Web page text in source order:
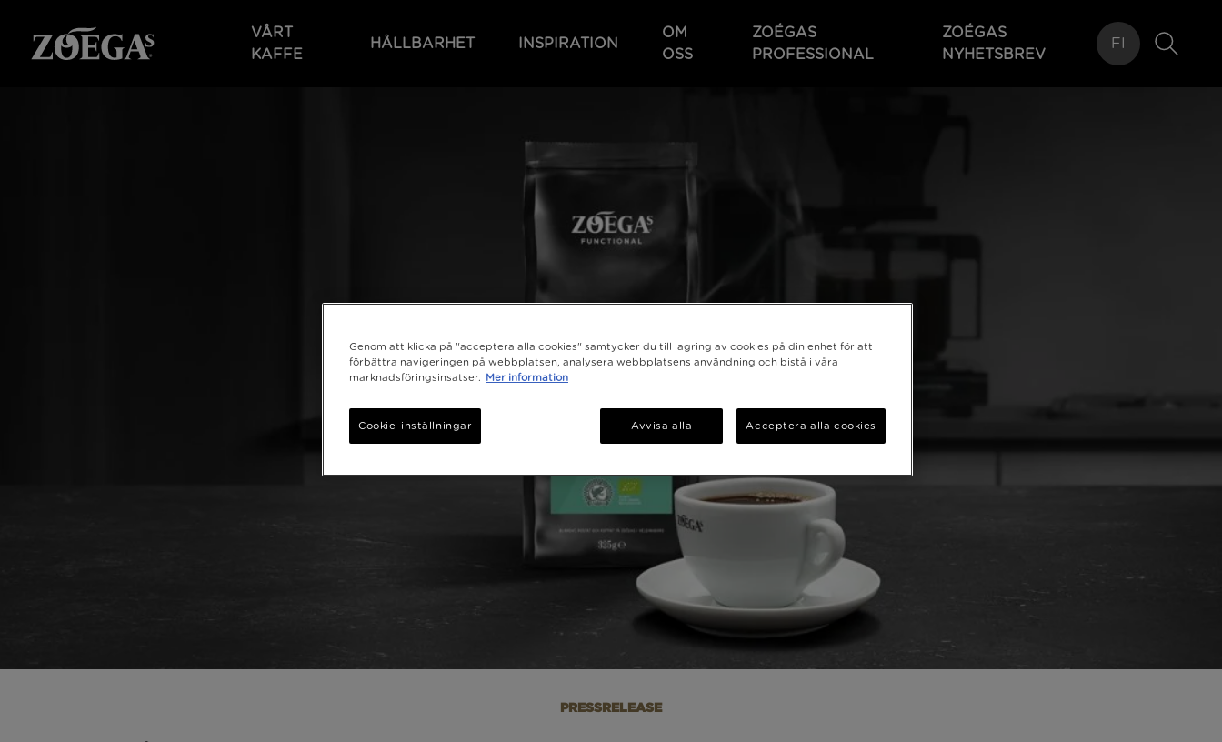
huvudinnehåll
VÅRT
KAFFE
HÅLLBARHET INSPIRATION
OM
OSS
ZOÉGAS
PROFESSIONAL
ZOÉGAS
NYHETSBREV
FI
PRESSRELEASE
Genom att klicka på "acceptera alla cookies" samtycker du till lagring av cookies på din enhet för att
förbättra navigeringen på webbplatsen, analysera webbplatsens användning och bistå i våra
marknadsföringsinsatser.
Mer information
Avvisa alla Acceptera alla cookies
Cookie-inställningar